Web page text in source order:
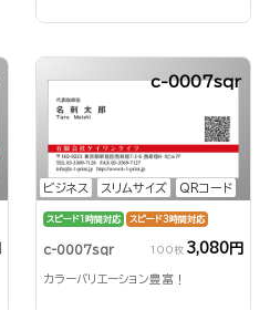
ビジネス スリムサイズ QRコード
c-0007sqr
スピード1時間対応 スピード3時間対応
c-0007sqr 100枚 3,080円
カラーバリエーション豊富！